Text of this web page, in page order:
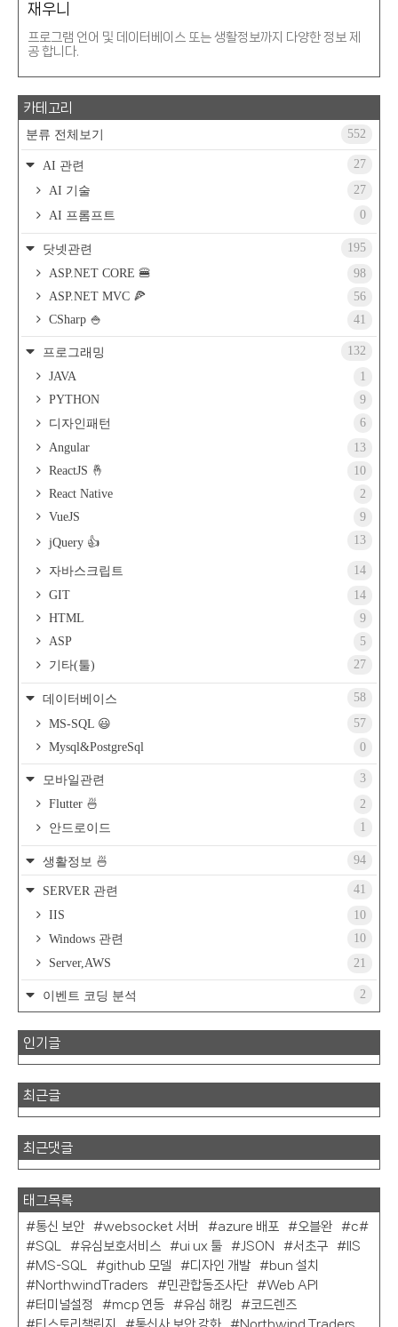
재우니
프로그램 언어 및 데이터베이스 또는 생활정보까지 다양한 정보 제
공 합니다.
카테고리
분류 전체보기 552
AI 관련
27
AI 기술
27
AI 프롬프트
0
닷넷관련
195
ASP.NET CORE 🍔
98
ASP.NET MVC 🍕
56
CSharp 🍚
41
프로그래밍
132
JAVA
1
PYTHON
9
디자인패턴
6
Angular
13
ReactJS 🤞
10
React Native
2
VueJS
9
jQuery 👍
13
자바스크립트
14
GIT
14
HTML
9
ASP
5
기타(툴)
27
데이터베이스
58
MS-SQL 😃
57
Mysql&PostgreSql
0
모바일관련
3
Flutter 🍜
2
안드로이드
1
생활정보 🍜 94
SERVER 관련
41
IIS
10
Windows 관련
10
Server,AWS
21
이벤트 코딩 분석 2
인기글
최근글
최근댓글
태그목록
통신 보안 websocket 서버 azure 배포 오블완
c#
SQL
유심보호서비스 ui ux 툴 JSON 서초구
IIS
MS-SQL
github 모델 디자인 개발
bun 설치
NorthwindTraders
민관합동조사단
Web API
터미널설정
mcp 연동 유심 해킹
코드렌즈